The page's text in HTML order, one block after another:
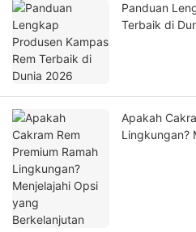
Panduan
Terbaik di
Apakah
Lingkungan?